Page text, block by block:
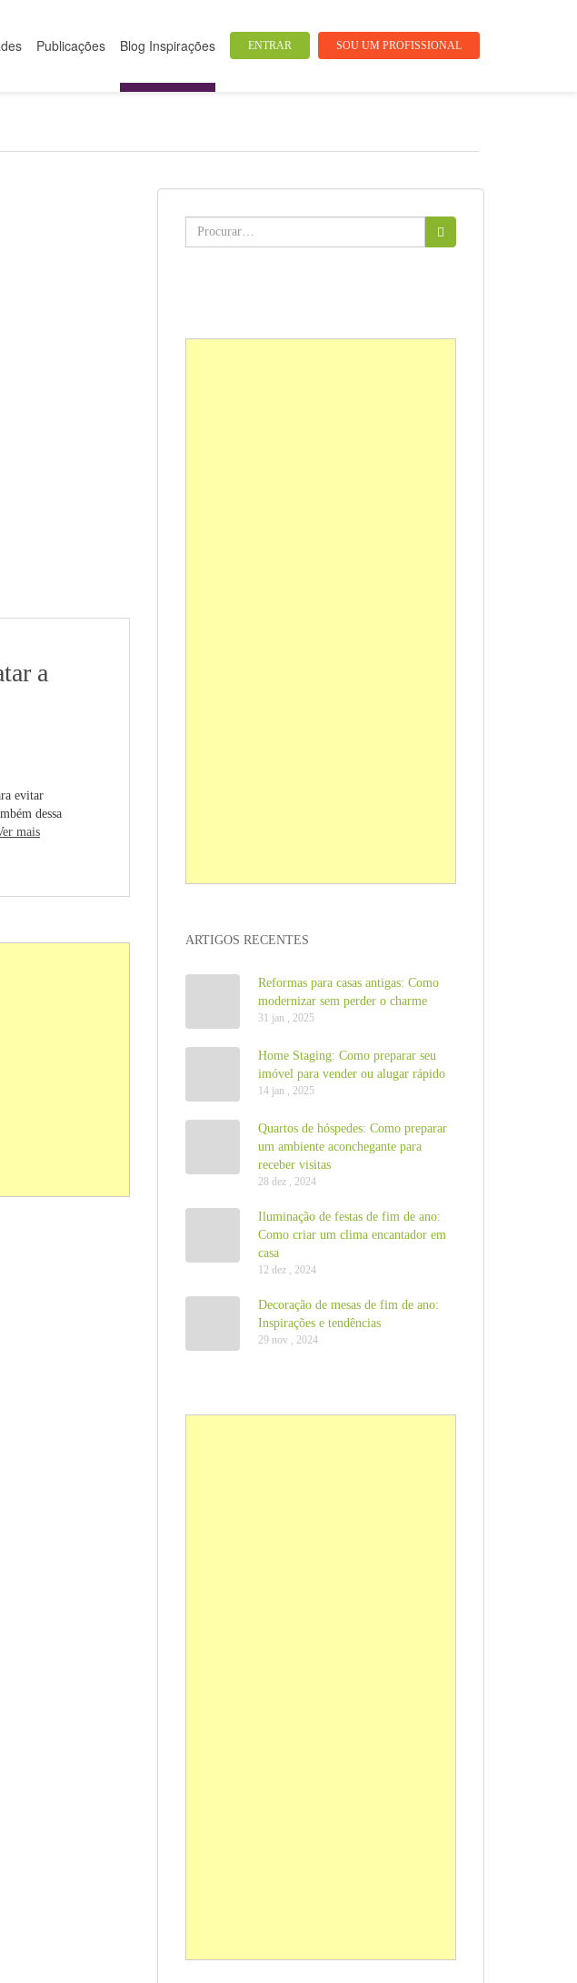
ENTRAR SOU UM PROFISSIONAL
Publicações Blog Inspirações
a
evitar
dessa
mais
Buscar:
ARTIGOS RECENTES
Reformas para casas antigas: Como
modernizar sem perder o charme
31 jan , 2025
Home Staging: Como preparar seu
imóvel para vender ou alugar rápido
14 jan , 2025
Quartos de hóspedes: Como preparar
um ambiente aconchegante para
receber visitas
28 dez , 2024
Iluminação de festas de fim de ano:
Como criar um clima encantador em
casa
12 dez , 2024
Decoração de mesas de fim de ano:
Inspirações e tendências
29 nov , 2024